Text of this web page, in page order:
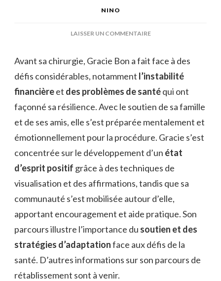
NINO
LAISSER UN COMMENTAIRESUR
AVANT
CHIRURGIE
Avant sa chirurgie, Gracie Bon a fait face à des
défis considérables, notamment l’instabilité
financièreet des problèmes de santéqui ont
façonné sa résilience. Avec le soutien de sa famille
et de ses amis, elle s’est préparée mentalement et
émotionnellement pour la procédure. Gracie s’est
concentrée sur le développement d’un état
d’esprit positif grâce à des techniques de
visualisation et des affirmations, tandis que sa
communauté s’est mobilisée autour d’elle,
apportant encouragement et aide pratique. Son
parcours illustre l’importance du soutien et des
stratégies d’adaptationface aux défis de la
santé. D’autres informations sur son parcours de
rétablissement sont à venir.